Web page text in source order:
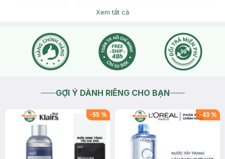
cho mình biết thêm tình trạng da bạn nhé !
Xem tất cả
GỢI Ý DÀNH RIÊNG CHO BẠN
-55 % -43 %